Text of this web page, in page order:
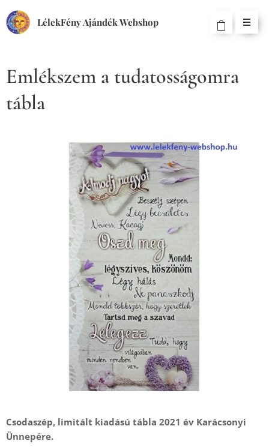
LélekFény Ajándék Webshop
Emlékszem a tudatosságomra
tábla
Csodaszép, limitált kiadású tábla 2021 év Karácsonyi
Ünnepére.